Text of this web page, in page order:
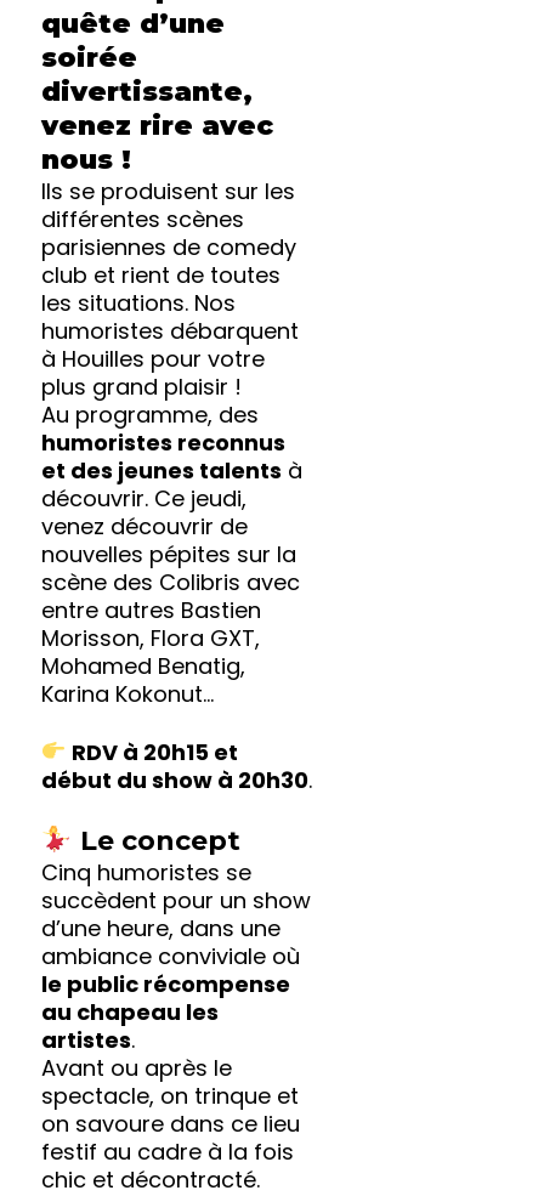
quête d’une
soirée
divertissante,
venez rire avec
nous !
Ils se produisent sur les
différentes scènes
parisiennes de comedy
club et rient de toutes
les situations. Nos
humoristes débarquent
à Houilles pour votre
plus grand plaisir !
Au programme, des
humoristes reconnus
et des jeunes talents à
découvrir. Ce jeudi,
venez découvrir de
nouvelles pépites sur la
scène des Colibris avec
entre autres Bastien
Morisson, Flora GXT,
Mohamed Benatig,
Karina Kokonut…
RDV à 20h15 et
début du show à 20h30.
Le concept
Cinq humoristes se
succèdent pour un show
d’une heure, dans une
ambiance conviviale où
le public récompense
au chapeau les
artistes.
Avant ou après le
spectacle, on trinque et
on savoure dans ce lieu
festif au cadre à la fois
chic et décontracté.